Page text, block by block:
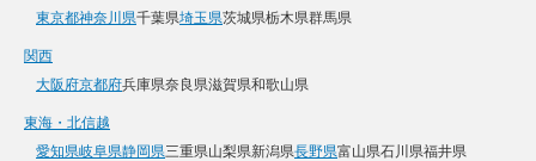
東京都神奈川県千葉県埼玉県茨城県栃木県群馬県
関西
大阪府京都府兵庫県奈良県滋賀県和歌山県
東海・北信越
愛知県岐阜県静岡県三重県山梨県新潟県長野県富山県石川県福井県